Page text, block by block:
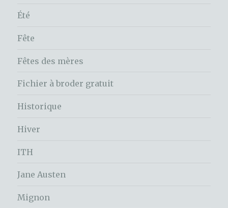
Été
Fête
Fêtes des mères
Fichier à broder gratuit
Historique
Hiver
ITH
Jane Austen
Mignon